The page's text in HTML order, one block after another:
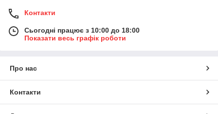
Контакти
Сьогодні працює з 10:00 до 18:00
Показати весь графік роботи
Про нас
Контакти